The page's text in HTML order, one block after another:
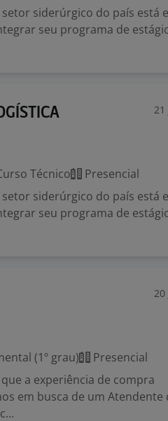
siderúrgico do país está
seu programa de
21
Técnico
Presencial
siderúrgico do país está
seu programa de
20
(1º grau)
Presencial
a experiência de compra
em busca de um Atendente